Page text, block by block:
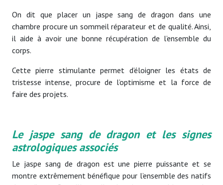
On dit que placer un jaspe sang de dragon dans une
chambre procure un sommeil réparateur et de qualité. Ainsi,
il aide à avoir une bonne récupération de l’ensemble du
corps.
Cette pierre stimulante permet d’éloigner les états de
tristesse intense, procure de l’optimisme et la force de
faire des projets.
Le jaspe sang de dragon et les signes
astrologiques associés
Le jaspe sang de dragon est une pierre puissante et se
montre extrêmement bénéfique pour l’ensemble des natifs